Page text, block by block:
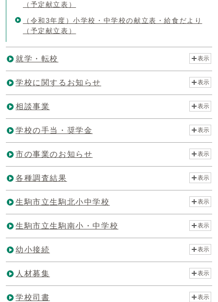
（予定献立表）
（令和3年度）小学校・中学校の献立表・給食だより
（予定献立表）
就学・転校 表示
学校に関するお知らせ 表示
相談事業 表示
学校の手当・奨学金 表示
市の事業のお知らせ 表示
各種調査結果 表示
生駒市立生駒北小中学校 表示
生駒市立生駒南小・中学校 表示
幼小接続 表示
人材募集 表示
学校司書 表示